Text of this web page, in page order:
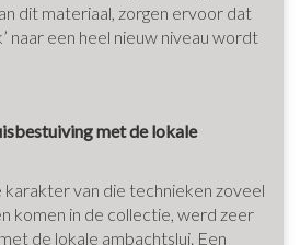
dit materiaal, zorgen ervoor dat
naar een heel nieuw niveau wordt
met de lokale
karakter van die technieken zoveel
komen in de collectie, werd zeer
de lokale ambachtslui. Een